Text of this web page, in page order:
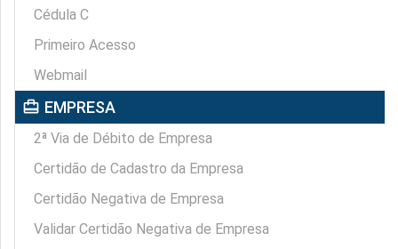
Cédula C
Primeiro Acesso
Webmail
card_travel EMPRESA
2ª Via de Débito de Empresa
Certidão de Cadastro da Empresa
Certidão Negativa de Empresa
Validar Certidão Negativa de Empresa